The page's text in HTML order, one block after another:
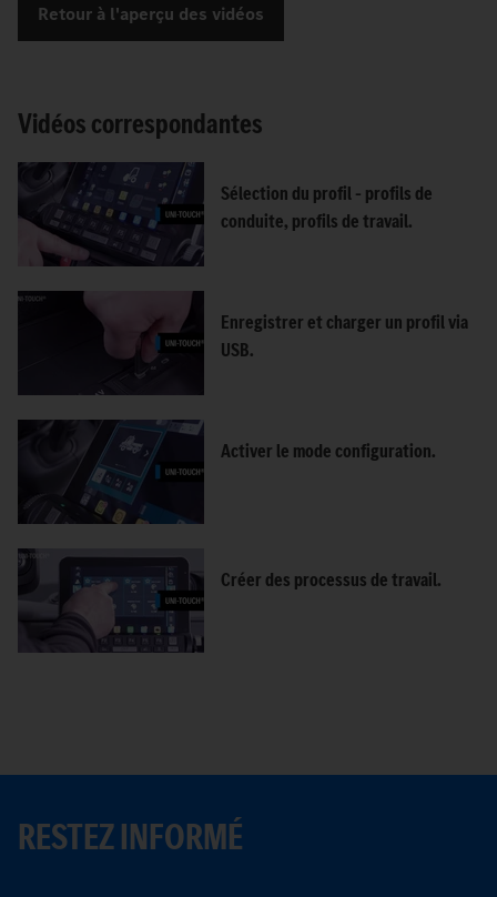
Retour à l'aperçu des vidéos
Vidéos correspondantes
Sélection du profil – profils de
conduite, profils de travail.
Enregistrer et charger un profil via
USB.
Activer le mode configuration.
Créer des processus de travail.
RESTEZ INFORMÉ